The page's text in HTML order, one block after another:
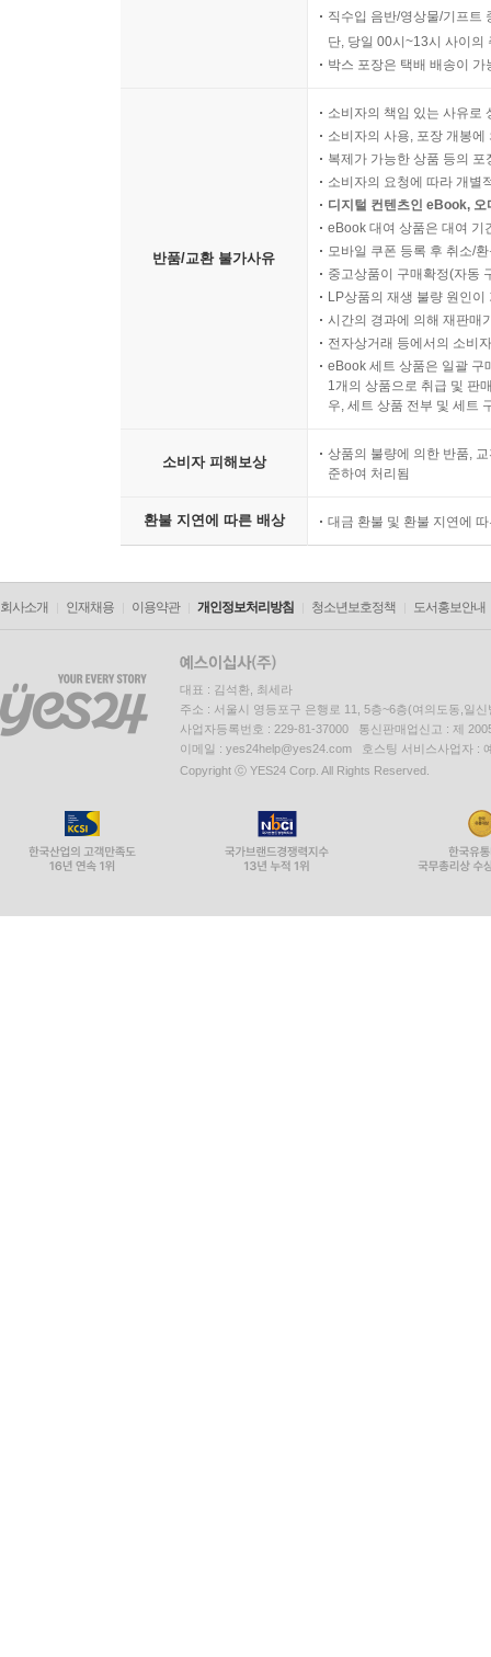
직수입 음반/영상물/기프트
단, 당일 00시~13시 사이의
박스 포장은 택배 배송이
반품/교환 불가사유
소비자의 책임 있는 사유로
소비자의 사용, 포장 개봉
복제가 가능한 상품 등의
소비자의 요청에 따라 개별
디지털 컨텐츠인 eBook,
eBook 대여 상품은 대여 기
모바일 쿠폰 등록 후 취소/
중고상품이 구매확정(자동
LP상품의 재생 불량 원인
시간의 경과에 의해 재판매
전자상거래 등에서의 소비
eBook 세트 상품은 일괄 구
1개의 상품으로 취급 및 판
우, 세트 상품 전부 및 세트
소비자 피해보상
상품의 불량에 의한 반품,
준하여 처리됨
환불 지연에 따른 배상 대금 환불 및 환불 지연에
회사소개 인재채용 이용약관 개인정보처리방침 청소년보호정책 도서홍보안내
대표 : 김석환, 최세라
주소 : 서울시 영등포구 은행로 11, 5층~6층(여의도동,일신
사업자등록번호 : 229-81-37000 통신판매업신고 : 제
이메일 : yes24help@yes24.com 호스팅 서비스사업자 :
Copyright ⓒ YES24 Corp. All Rights Reserved.